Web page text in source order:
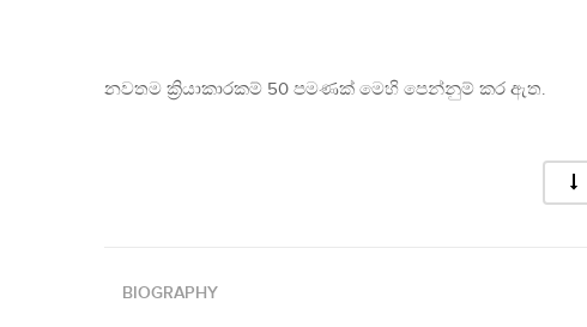
නවතම ක්‍රියාකාරකම් 50 පමණක් මෙහි පෙන්නුම් කර ඇත.
BIOGRAPHY